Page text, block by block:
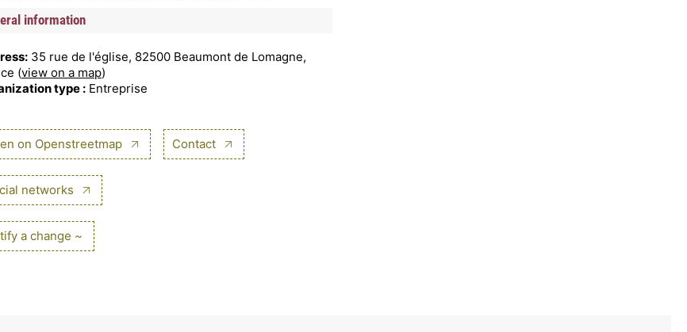
information
35 rue de l'église, 82500 Beaumont de Lomagne,
(view on a map)
type : Entreprise
on Openstreetmap Contact
networks
a change ~